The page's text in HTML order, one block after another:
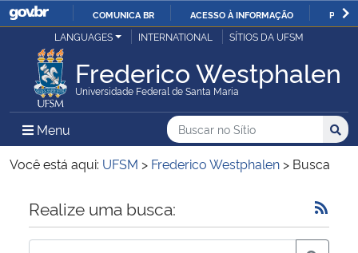
IR
O
COMUNICA BR ACESSO À INFORMAÇÃO
Ministério da Justiça e Segurança Pública
Ministério da Defesa
Ministério das Relações Exteriores
Ministério da Economia
Ministério da Infraestrutura
LANGUAGES INTERNATIONAL SÍTIOS DA UFSM
Frederico Westphalen
Universidade Federal de Santa Maria
Menu Menu Principal do Sítio
Busca
Buscar no no Sítio
Busca:
Você está aqui: UFSM > Frederico Westphalen > Busca
Início do conteúdo
Realize uma busca: